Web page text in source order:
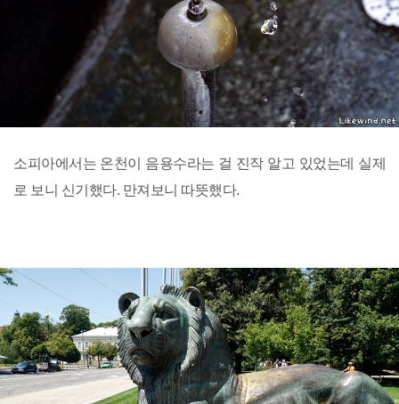
소피아에서는 온천이 음용수라는 걸 진작 알고 있었는데 실제
로 보니 신기했다. 만져보니 따뜻했다.